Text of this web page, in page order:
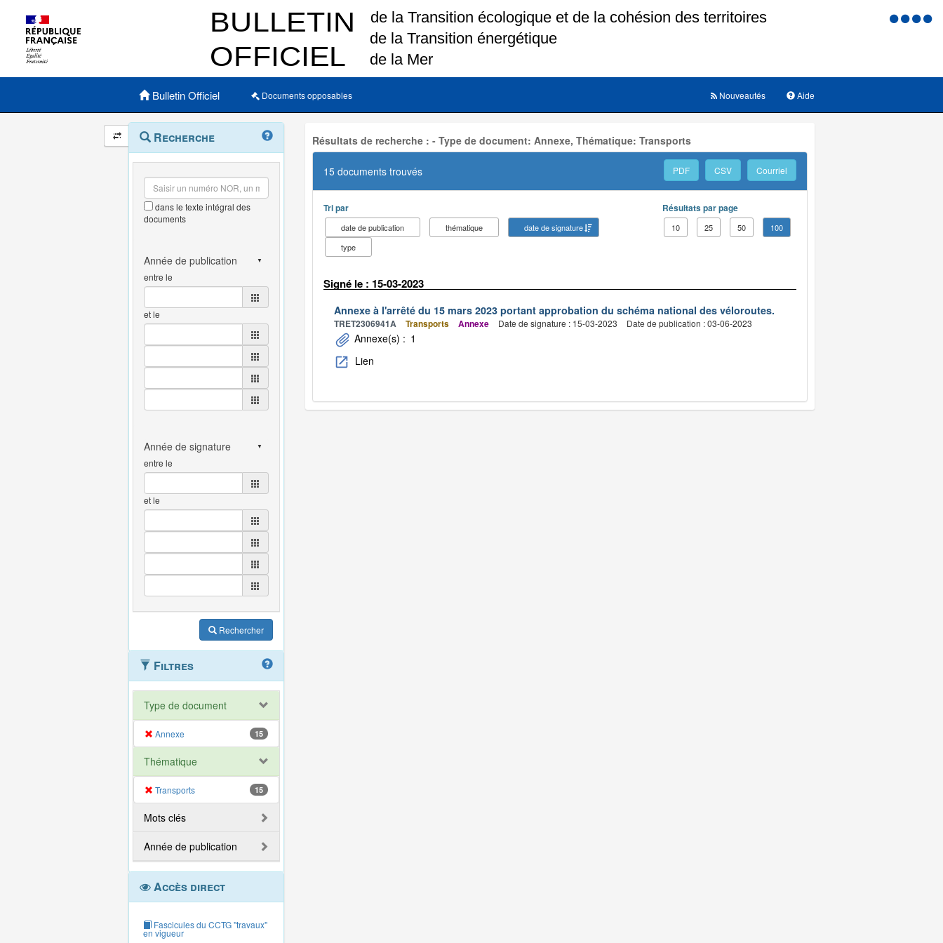
Menu
Menu principal
Bulletin Officiel Documents opposables Aide
Nouveautés
Navigation
et
outils
annexes
Menu
contextuel
Recherche
dans le texte intégral des
documents
entre le
et le
entre le
et le
Rechercher
Filtres
Type de document
Annexe 15
Thématique
Transports 15
Mots clés
Année de publication
Accès direct
Fascicules du CCTG "travaux"
en vigueur
Résultats de recherche : - Type de document: Annexe, Thématique: Transports
15 documents trouvés PDF CSV Courriel
Tri par
date de publication thématique
date de signature
type
Résultats par page
10 25 50 100
Signé le : 15-03-2023
Annexe à l'arrêté du 15 mars 2023 portant approbation du schéma national des véloroutes.
TRET2306941A Transports Annexe Date de signature : 15-03-2023 Date de publication : 03-06-2023
Annexe(s) : 1
Lien